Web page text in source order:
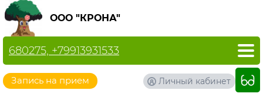
ООО "КРОНА"
Запись на прием
680275, +79913931533
Личный кабинет